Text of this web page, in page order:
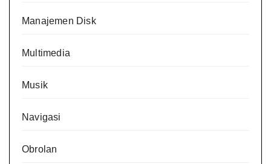
Manajemen Disk
Multimedia
Musik
Navigasi
Obrolan